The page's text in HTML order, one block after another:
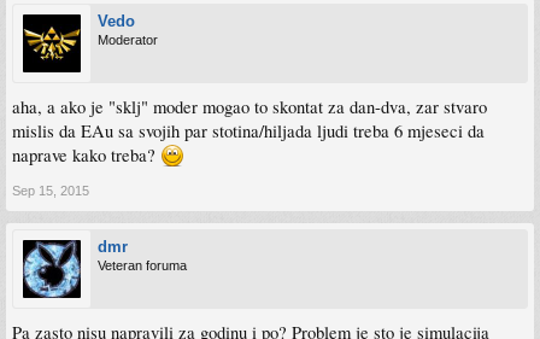
Vedo
Moderator
aha, a ako je "sklj" moder mogao to skontat za dan-dva, zar stvaro
mislis da EAu sa svojih par stotina/hiljada ljudi treba 6 mjeseci da
naprave kako treba?
Sep 15, 2015
dmr
Veteran foruma
Pa zasto nisu napravili za godinu i po? Problem je sto je simulacija